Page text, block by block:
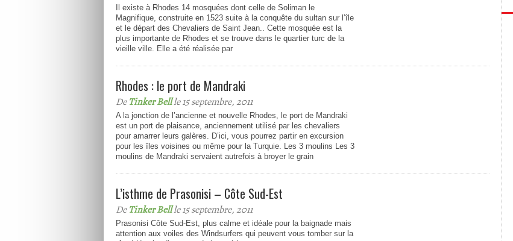
Il existe à Rhodes 14 mosquées dont celle de Soliman le
Magnifique, construite en 1523 suite à la conquête du sultan sur l’île
et le départ des Chevaliers de Saint Jean.. Cette mosquée est la
plus importante de Rhodes et se trouve dans le quartier turc de la
vieille ville. Elle a été réalisée par
Rhodes : le port de Mandraki
DeTinker Bellle 15 septembre, 2011
A la jonction de l’ancienne et nouvelle Rhodes, le port de Mandraki
est un port de plaisance, anciennement utilisé par les chevaliers
pour amarrer leurs galères. D’ici, vous pourrez partir en excursion
pour les îles voisines ou même pour la Turquie. Les 3 moulins Les 3
moulins de Mandraki servaient autrefois à broyer le grain
L’isthme de Prasonisi – Côte Sud-Est
DeTinker Bellle 15 septembre, 2011
Prasonisi Côte Sud-Est, plus calme et idéale pour la baignade mais
attention aux voiles des Windsurfers qui peuvent vous tomber sur la